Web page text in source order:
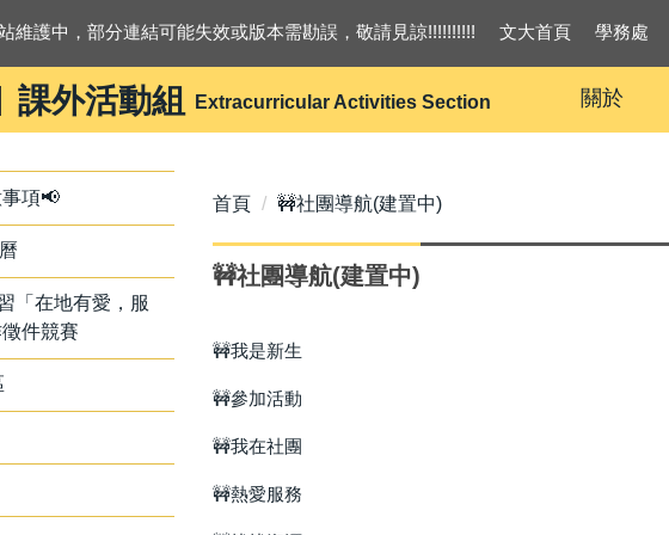
課外活動組 Extracurricular Activities Section
維護中，部分連結可能失效或版本需勘誤，敬請見諒!!!!!!!!!! 文大首頁 學務處
關於
項📢
「在地有愛，服
件競賽
首頁 🚧社團導航(建置中)
🚧社團導航(建置中)
🚧我是新生
🚧參加活動
🚧我在社團
🚧熱愛服務